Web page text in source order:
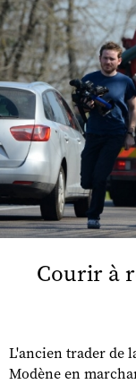
Courir à
L'ancien trader de
Modène en